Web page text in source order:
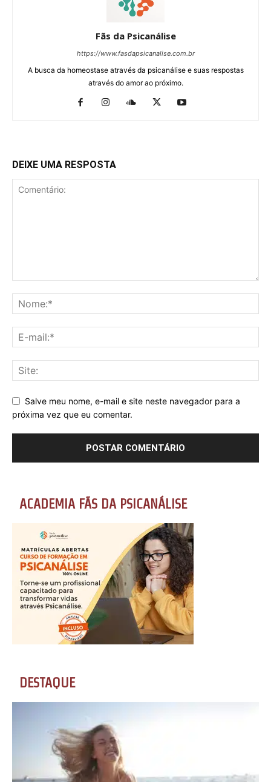
Fãs da Psicanálise
https://www.fasdapsicanalise.com.br
A busca da homeostase através da psicanálise e suas respostas
através do amor ao próximo.
DEIXE UMA RESPOSTA
Salve meu nome, e-mail e site neste navegador para a
próxima vez que eu comentar.
ACADEMIA FÃS DA PSICANÁLISE
DESTAQUE